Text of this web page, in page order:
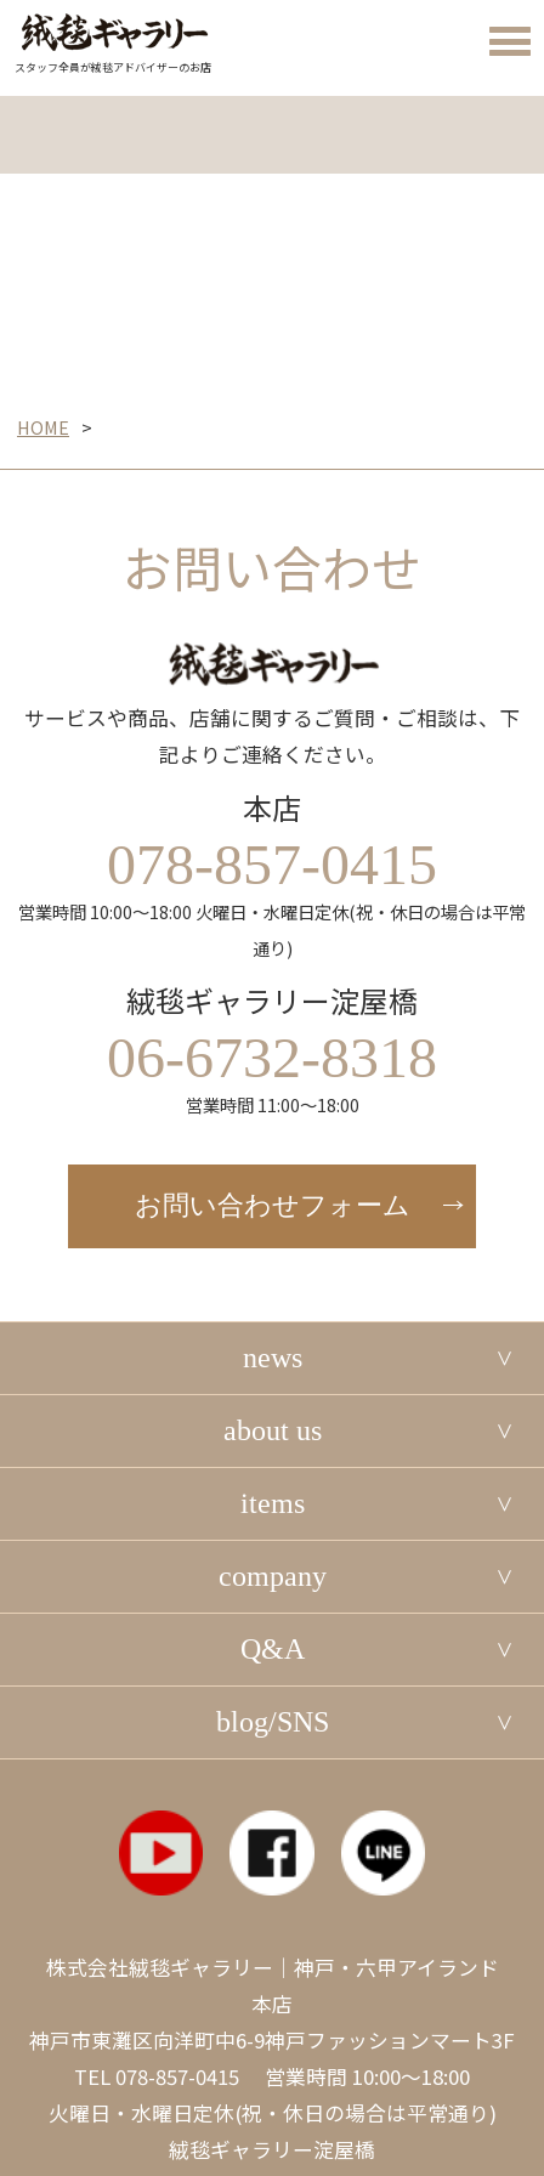
スタッフ全員が絨毯アドバイザーのお店
HOME
お問い合わせ
サービスや商品、店舗に関するご質問・ご相談は、下
記よりご連絡ください。
本店
078-857-0415
営業時間 10:00～18:00 火曜日・水曜日定休(祝・休日の場合は平常
通り)
絨毯ギャラリー淀屋橋
06-6732-8318
営業時間 11:00～18:00
お問い合わせフォーム
news
about us
items
company
Q&A
blog/SNS
株式会社絨毯ギャラリー｜神戸・六甲アイランド
本店
神戸市東灘区向洋町中6-9神戸ファッションマート3F
TEL 078-857-0415 営業時間 10:00～18:00
火曜日・水曜日定休(祝・休日の場合は平常通り)
絨毯ギャラリー淀屋橋